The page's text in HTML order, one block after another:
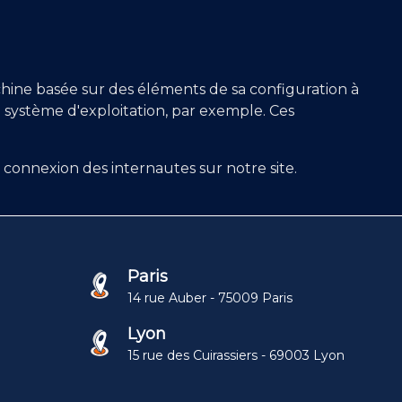
basée sur des éléments de sa configuration à
d'exploitation, par exemple. Ces
des internautes sur notre site.
Paris
14 rue Auber - 75009 Paris
Lyon
15 rue des Cuirassiers - 69003 Lyon